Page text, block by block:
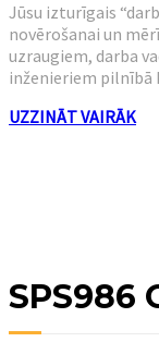
Jūsu izturīgais
novērošanai un
uzraugiem, darba
inženieriem
UZZINĀT VAIRĀK
SPS986